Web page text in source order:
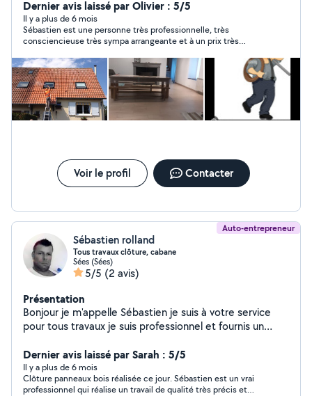
Dernier avis laissé par Olivier : 5/5
Il y a plus de 6 mois
Sébastien est une personne très professionnelle, très
consciencieuse très sympa arrangeante et à un prix très
Voir le profil Contacter
Auto-entrepreneur
Sébastien rolland
Tous travaux clôture, cabane
Sées (Sées)
5/5 (2 avis)
Présentation
Bonjour je m'appelle Sébastien je suis à votre service
pour tous travaux je suis professionnel et fournis un
Dernier avis laissé par Sarah : 5/5
Il y a plus de 6 mois
Clôture panneaux bois réalisée ce jour. Sébastien est un vrai
professionnel qui réalise un travail de qualité très précis et